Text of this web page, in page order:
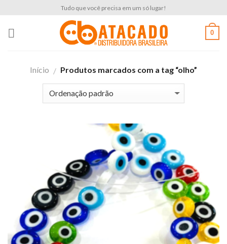
content
Tudo que você precisa em um só lugar!
0
Início / Produtos marcados com a tag “olho”